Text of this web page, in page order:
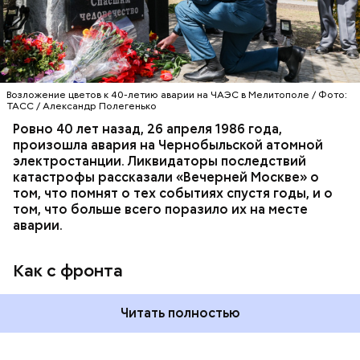
Возложение цветов к 40-летию аварии на ЧАЭС в Мелитополе / Фото:
ТАСС / Александр Полегенько
Ровно 40 лет назад, 26 апреля 1986 года,
произошла авария на Чернобыльской атомной
электростанции. Ликвидаторы последствий
катастрофы рассказали «Вечерней Москве» о
том, что помнят о тех событиях спустя годы, и о
том, что больше всего поразило их на месте
аварии.
Как с фронта
произошла авария на Чернобыльской атомной
станции, ему было 26 лет.
Читать полностью
АВАРИИ ЧЕРНОБЫЛЬ ИСТОРИЯ
Как рассказывает Житие, преподобный родился в
христианской религией и рано принял решение
посвятить свою жизнь Богу. Целыми днями отрок
проводил в храме, а по вечерам молился и читал
книги. Его дядя, епископ Николай Патарский, видя
такое усердие, сделал юношу чтецом, а затем и
Как гласит предание, совершая паломничество в
Иерусалим, Николай Чудотворец по просьбе
отчаявшихся путников молитвой успокоил
разбушевавшееся море.